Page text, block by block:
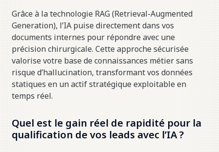
Grâce à la technologie RAG (Retrieval-Augmented
Generation), l’IA puise directement dans vos
documents internes pour répondre avec une
précision chirurgicale. Cette approche sécurisée
valorise votre base de connaissances métier sans
risque d’hallucination, transformant vos données
statiques en un actif stratégique exploitable en
temps réel.
Quel est le gain réel de rapidité pour la
qualification de vos leads avec l’IA ?